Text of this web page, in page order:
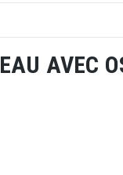
AVEC